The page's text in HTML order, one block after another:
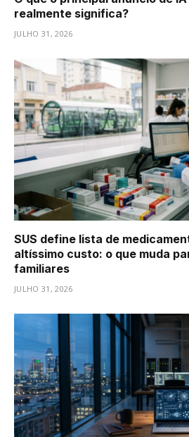
realmente significa?
JULHO 31, 2026
SUS define lista de
altíssimo custo: o que muda
familiares
JULHO 31, 2026